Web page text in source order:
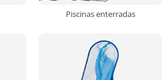
Piscinas enterradas